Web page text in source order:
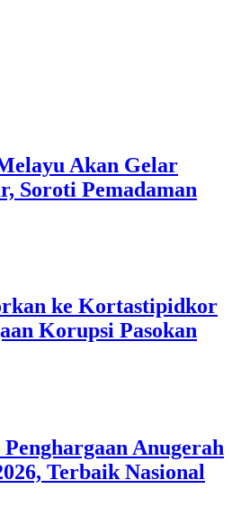
Akan Gelar
Soroti Pemadaman
ke Kortastipidkor
Korupsi Pasokan
Anugerah
Terbaik Nasional